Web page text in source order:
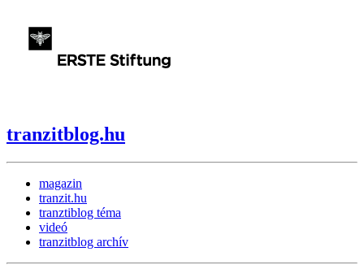
tranzitblog.hu
magazin
tranzit.hu
tranztiblog téma
videó
tranzitblog archív